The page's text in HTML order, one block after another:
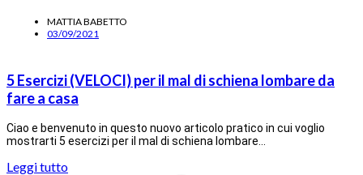
MATTIA BABETTO
03/09/2021
5 Esercizi (VELOCI) per il mal di schiena lombare da
fare a casa
Ciao e benvenuto in questo nuovo articolo pratico in cui voglio
mostrarti 5 esercizi per il mal di schiena lombare…
Leggi tutto